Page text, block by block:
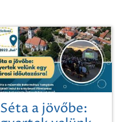
Séta a jövőbe: